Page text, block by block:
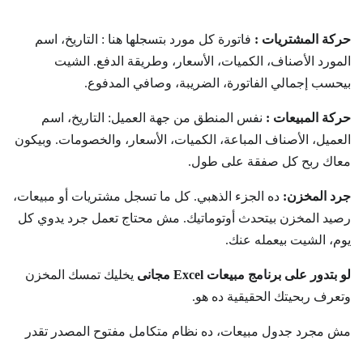
حركة المشتريات : فاتورة كل مورد بتسجلها هنا : التاريخ، اسم
المورد الأصناف، الكميات، الأسعار، وطريقة الدفع. الشيت
بيحسب إجمالي الفاتورة، الضريبة، وصافي المدفوع.
حركة المبيعات : نفس المنطق من جهة العميل: التاريخ، اسم
العميل، الأصناف المباعة، الكميات، الأسعار، والخصومات. وبيكون
معاك ربح كل صفقة على طول.
جرد المخزن: ده الجزء الذهبي. كل ما تسجل مشتريات أو مبيعات،
رصيد المخزن بيتحدث أوتوماتيك. مش محتاج تعمل جرد يدوي كل
يوم، الشيت بيعمله عنك.
لو بتدور على برنامج مبيعات Excel مجانى
يخليك تمسك المخزن
وتعرف ربحيتك الحقيقية ده هو.
مش مجرد جدول مبيعات، ده نظام متكامل مفتوح المصدر تقدر